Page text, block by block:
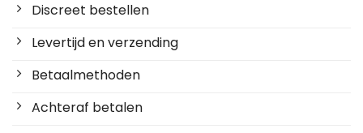
Discreet bestellen
Levertijd en verzending
Betaalmethoden
Achteraf betalen